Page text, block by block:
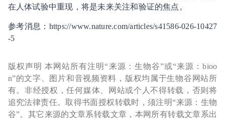
在人体试验中重现，将是未来关注和验证的焦点。
参考消息：https://www.nature.com/articles/s41586-026-10427
-5
版权声明 本网站所有注明“来源：生物谷”或“来源：bioo
n”的文字、图片和音视频资料，版权均属于生物谷网站所
有。非经授权，任何媒体、网站或个人不得转载，否则将
追究法律责任。取得书面授权转载时，须注明“来源：生物
谷”。其它来源的文章系转载文章，本网所有转载文章系出